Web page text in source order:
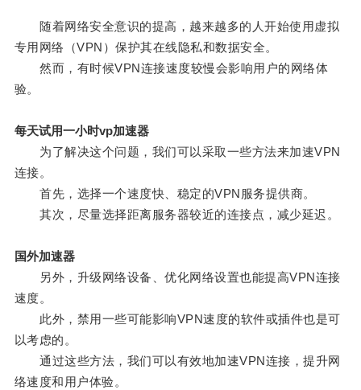
随着网络安全意识的提高，越来越多的人开始使用虚拟
专用网络（VPN）保护其在线隐私和数据安全。
然而，有时候VPN连接速度较慢会影响用户的网络体
验。
每天试用一小时vp加速器
为了解决这个问题，我们可以采取一些方法来加速VPN
连接。
首先，选择一个速度快、稳定的VPN服务提供商。
其次，尽量选择距离服务器较近的连接点，减少延迟。
国外加速器
另外，升级网络设备、优化网络设置也能提高VPN连接
速度。
此外，禁用一些可能影响VPN速度的软件或插件也是可
以考虑的。
通过这些方法，我们可以有效地加速VPN连接，提升网
络速度和用户体验。